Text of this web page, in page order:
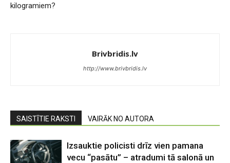
kilogramiem?
Brivbridis.lv
http://www.brivbridis.lv
SAISTĪTIE RAKSTI VAIRĀK NO AUTORA
Izsauktie policisti drīz vien pamana
vecu “pasātu” – atradumi tā salonā un